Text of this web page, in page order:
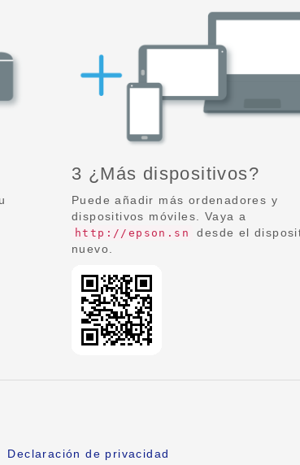
3 ¿Más dispositivos?
Puede añadir más ordenadores y
dispositivos móviles. Vaya a
http://epson.sn
desde el
nuevo.
Declaración de privacidad